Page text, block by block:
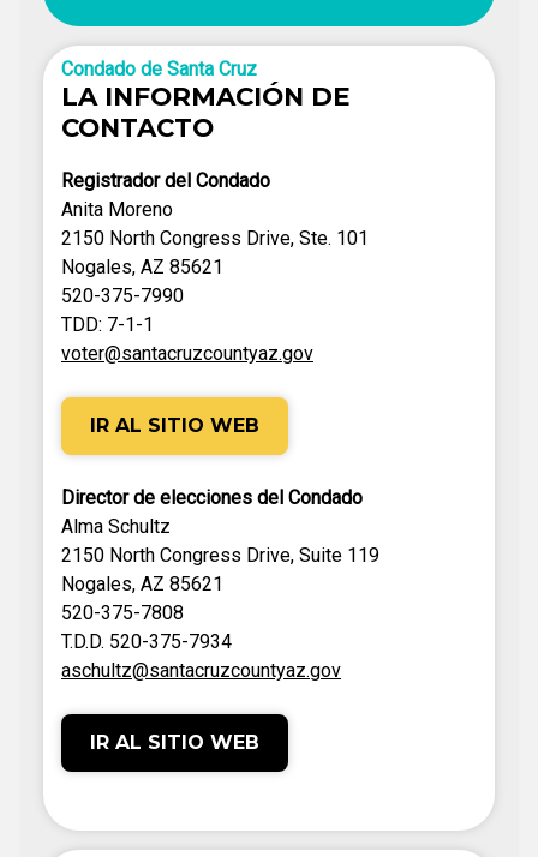
Condado de Santa Cruz
LA INFORMACIÓN DE
CONTACTO
Registrador del Condado
Anita Moreno
2150 North Congress Drive, Ste. 101
Nogales, AZ 85621
520-375-7990
TDD: 7-1-1
voter@santacruzcountyaz.gov
IR AL SITIO WEB
Director de elecciones del Condado
Alma Schultz
2150 North Congress Drive, Suite 119
Nogales, AZ 85621
520-375-7808
T.D.D. 520-375-7934
aschultz@santacruzcountyaz.gov
IR AL SITIO WEB